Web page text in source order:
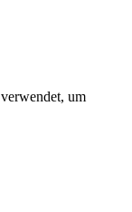
um